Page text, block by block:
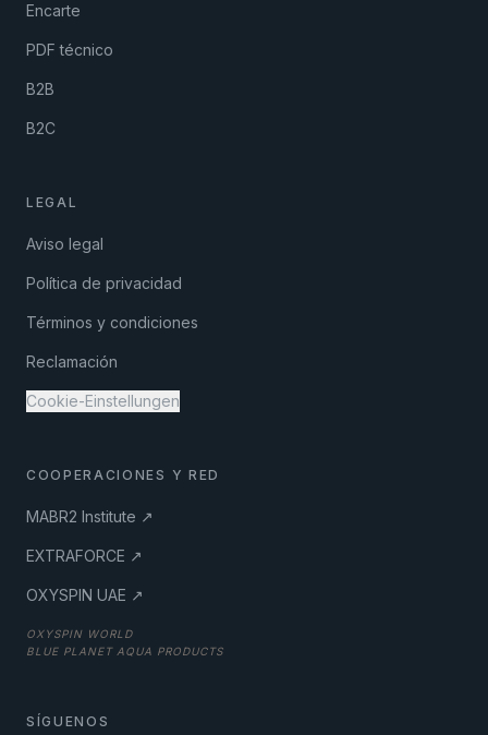
Encarte
PDF técnico
B2B
B2C
LEGAL
Aviso legal
Política de privacidad
Términos y condiciones
Reclamación
Cookie-Einstellungen
COOPERACIONES Y RED
MABR2 Institute ↗
EXTRAFORCE ↗
OXYSPIN UAE ↗
OXYSPIN WORLD
BLUE PLANET AQUA PRODUCTS
SÍGUENOS